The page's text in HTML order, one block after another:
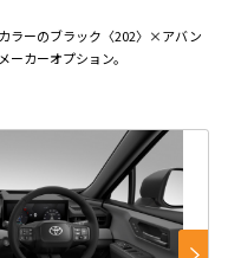
ラーのブラック〈202〉×アバン
カーオプション。